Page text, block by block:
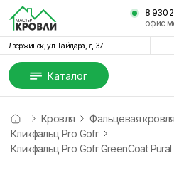
8 930
офис
Дзержинск, ул. Гайдара, д. 37
Каталог
Кровля Фальцевая кровля
Кликфальц Pro Gofr
Кликфальц Pro Gofr GreenCoat Pural